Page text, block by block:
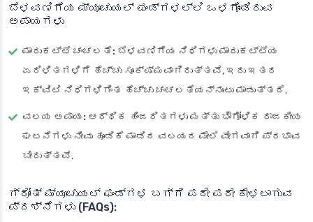
ಬೆಳವಣಿಗೆಯ ಮ್ಯೂಚುಯಲ್ ಫಂಡ್‌ಗಳಲ್ಲಿ ಒಳಗೊಂಡಿರುವ
ಅಪಾಯಗಳು
ಮಾರುಕಟ್ಟೆ ಚಂಚಲತೆ: ಬೆಳವಣಿಗೆಯ ನಿಧಿಗಳು ಮಾರುಕಟ್ಟೆಯ
ಏರಿಳಿತಗಳಿಗೆ ಹೆಚ್ಚು ಸೂಕ್ಷ್ಮವಾಗಿರುತ್ತವೆ, ಇದು ಇತರ
ಇಕ್ವಿಟಿ ನಿಧಿಗಳಿಗಿಂತ ಹೆಚ್ಚು ಚಂಚಲತೆಯನ್ನುಂಟು ಮಾಡುತ್ತದೆ.
ವಲಯ ಅಪಾಯ: ಆರ್ಥಿಕ ಹಿಂಜರಿತಗಳು ಮತ್ತು ಭೌಗೋಳಿಕ ರಾಜಕೀಯ
ಘಟನೆಗಳು ನೀವು ಹೂಡಿಕೆ ಮಾಡಿದ ವಲಯದ ಮೇಲೆ ವೇಗವಾಗಿ ಪ್ರಭಾವ
ಬೀರುತ್ತವೆ.
ಗ್ರೋತ್ ಮ್ಯೂಚುಯಲ್ ಫಂಡ್‌ಗಳ ಬಗ್ಗೆ ಪದೇ ಪದೇ ಕೇಳಲಾಗುವ
ಪ್ರಶ್ನೆಗಳು (FAQs):